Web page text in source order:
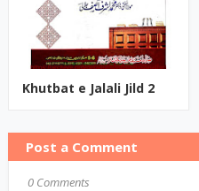
Khutbat e Jalali Jild 2
Post a Comment
0 Comments